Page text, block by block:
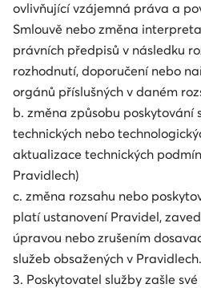
ovlivňující vzájemná práva a
Smlouvě nebo změna
právních předpisů v následku
rozhodnutí, doporučení nebo
orgánů příslušných v daném
b. změna způsobu poskytování
technických nebo
aktualizace technických
Pravidlech)
c. změna rozsahu nebo
platí ustanovení Pravidel,
úpravou nebo zrušením
služeb obsažených v Pravidlech.
3. Poskytovatel služby zašle